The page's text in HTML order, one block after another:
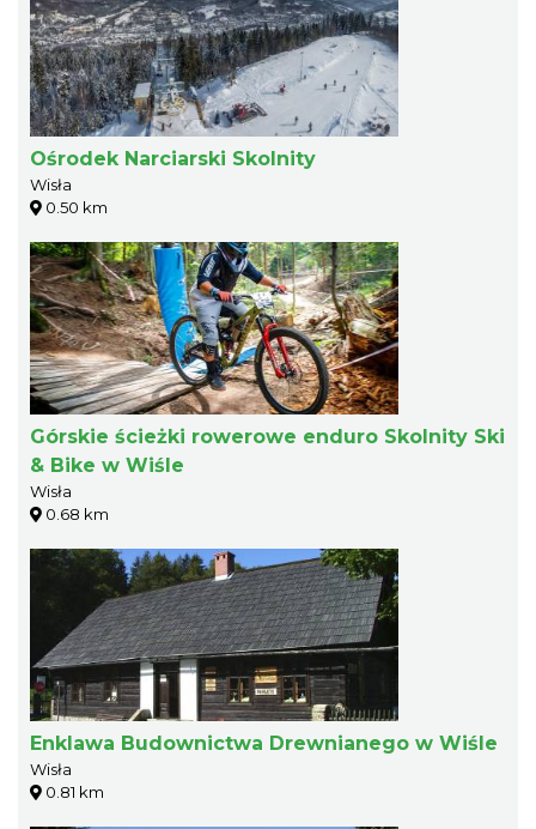
Ośrodek Narciarski Skolnity
Wisła
0.50 km
Górskie ścieżki rowerowe enduro Skolnity Ski
& Bike w Wiśle
Wisła
0.68 km
Enklawa Budownictwa Drewnianego w Wiśle
Wisła
0.81 km